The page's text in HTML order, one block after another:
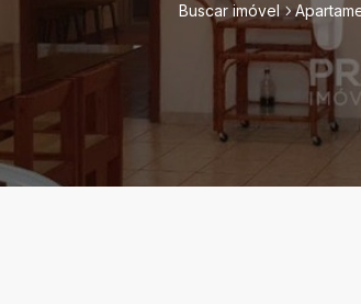
Buscar imóvel